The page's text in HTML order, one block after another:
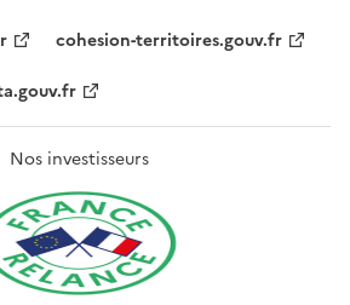
cohesion-territoires.gouv.fr
Nos investisseurs